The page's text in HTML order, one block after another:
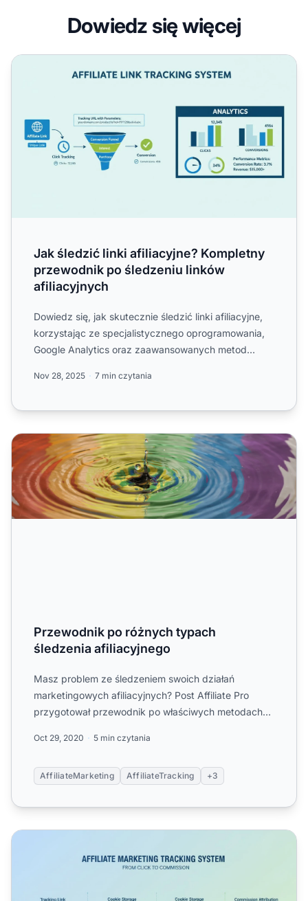
Dowiedz się więcej
Jak śledzić linki afiliacyjne? Kompletny przewodnik po
Jak śledzić linki afiliacyjne? Kompletny
przewodnik po śledzeniu linków
afiliacyjnych
Dowiedz się, jak skutecznie śledzić linki afiliacyjne,
korzystając ze specjalistycznego oprogramowania,
Google Analytics oraz zaawansowanych metod
Nov 28, 2025 7 min czytania
Przewodnik po różnych typach śledzenia afiliacyjnego
Przewodnik po różnych typach
śledzenia afiliacyjnego
Masz problem ze śledzeniem swoich działań
marketingowych afiliacyjnych? Post Affiliate Pro
przygotował przewodnik po właściwych metodach
Oct 29, 2020 5 min czytania
AffiliateMarketing AffiliateTracking +3
Jak śledzić marketing afiliacyjny? Kompletny